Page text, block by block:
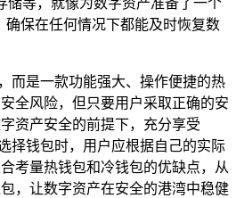
储等，就像为数字资产准备了一个
确保在任何情况下都能及时恢复数
而是一款功能强大、操作便捷的热
全风险，但只要用户采取正确的安
资产安全的前提下，充分享受
择钱包时，用户应根据自己的实际
考量热钱包和冷钱包的优缺点，从
，让数字资产在安全的港湾中稳健